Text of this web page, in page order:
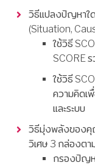
วิธีแปลงปัญหาใ
(Situation,
ใช้วิธี
SCORE
ใช้วิธี
ความคิดเ
และระบบ
วิธีมุ่งพลังของคุ
วิเศษ 3 กล่องต
กรองปัญห